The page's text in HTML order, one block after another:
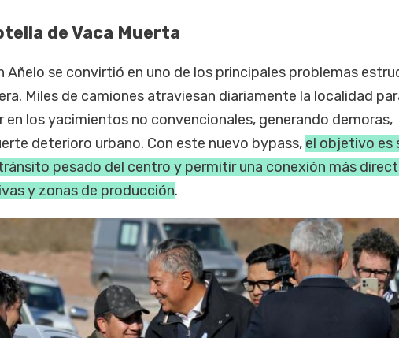
de Vaca Muerta
Añelo se convirtió en uno de los principales problemas
Miles de camiones atraviesan diariamente la localidad
en los yacimientos no convencionales, generando demoras,
deterioro urbano. Con este nuevo bypass, el objetivo es
pesado del centro y permitir una conexión más
y zonas de producción.